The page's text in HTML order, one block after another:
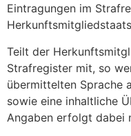
Eintragungen im
Teilt der
Strafregister mit, so
übermittelten Sprache
sowie eine inhaltliche
Angaben erfolgt dabei